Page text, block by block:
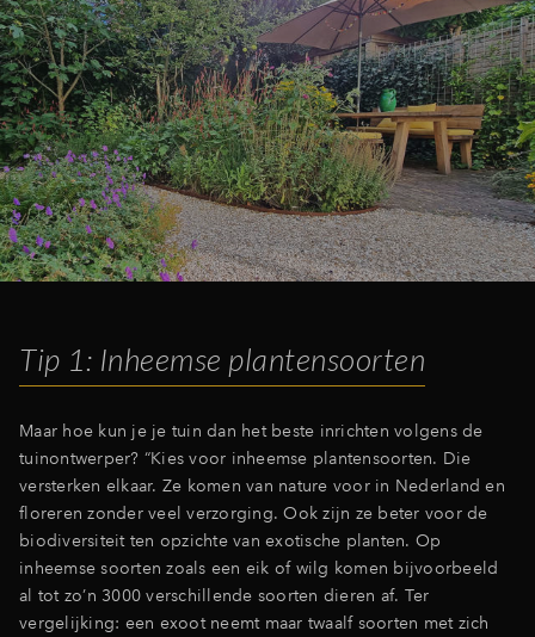
Tip 1: Inheemse plantensoorten
Maar hoe kun je je tuin dan het beste inrichten volgens de
tuinontwerper? “Kies voor inheemse plantensoorten. Die
versterken elkaar. Ze komen van nature voor in Nederland en
floreren zonder veel verzorging. Ook zijn ze beter voor de
biodiversiteit ten opzichte van exotische planten. Op
inheemse soorten zoals een eik of wilg komen bijvoorbeeld
al tot zo’n 3000 verschillende soorten dieren af. Ter
vergelijking: een exoot neemt maar twaalf soorten met zich